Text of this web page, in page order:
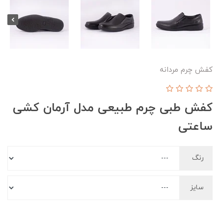
کفش چرم مردانه
کفش طبی چرم طبیعی مدل آرمان کشی
ساعتی
رنگ
سایز